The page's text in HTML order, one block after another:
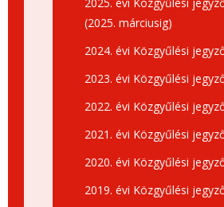
(2025. márciusig)
2024. évi Közgyűlési
2023. évi Közgyűlési
2022. évi Közgyűlési
2021. évi Közgyűlési
2020. évi Közgyűlési
2019. évi Közgyűlési